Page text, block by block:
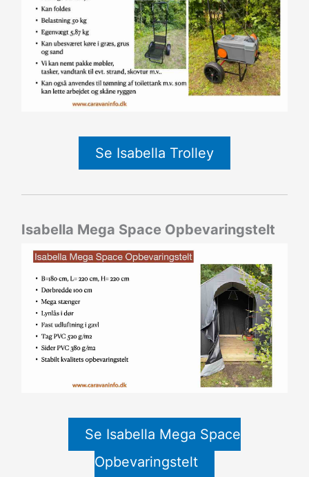
Se Isabella Trolley
Isabella Mega Space Opbevaringstelt
Se Isabella Mega Space
Opbevaringstelt